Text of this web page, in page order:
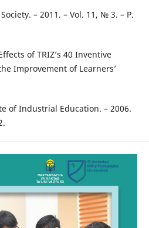
– 2011. – Vol. 11, № 3. – P.
of TRIZ’s 40 Inventive
Improvement of Learners’
of Industrial Education. – 2006.